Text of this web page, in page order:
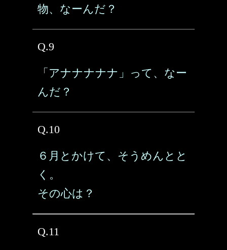
物、なーんだ？
Q.9
「アナナナナナ」って、なー
んだ？
Q.10
６月とかけて、そうめんとと
く。
その心は？
Q.11